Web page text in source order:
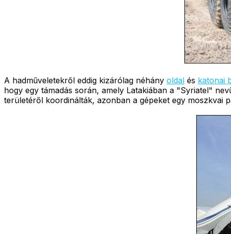
A hadműveletekről eddig kizárólag néhány oldal és katonai
hogy egy támadás során, amely Latakiában a "Syriatel"
területéről koordinálták, azonban a gépeket egy moszkvai